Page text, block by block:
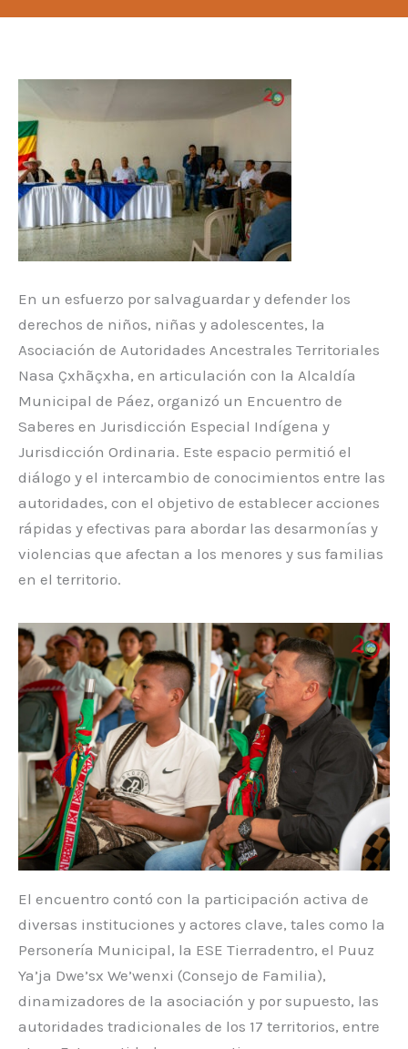
En un esfuerzo por salvaguardar y defender los
derechos de niños, niñas y adolescentes, la
Asociación de Autoridades Ancestrales Territoriales
Nasa Çxhãçxha, en articulación con la Alcaldía
Municipal de Páez, organizó un Encuentro de
Saberes en Jurisdicción Especial Indígena y
Jurisdicción Ordinaria. Este espacio permitió el
diálogo y el intercambio de conocimientos entre las
autoridades, con el objetivo de establecer acciones
rápidas y efectivas para abordar las desarmonías y
violencias que afectan a los menores y sus familias
en el territorio.
El encuentro contó con la participación activa de
diversas instituciones y actores clave, tales como la
Personería Municipal, la ESE Tierradentro, el Puuz
Ya’ja Dwe’sx We’wenxi (Consejo de Familia),
dinamizadores de la asociación y por supuesto, las
autoridades tradicionales de los 17 territorios, entre